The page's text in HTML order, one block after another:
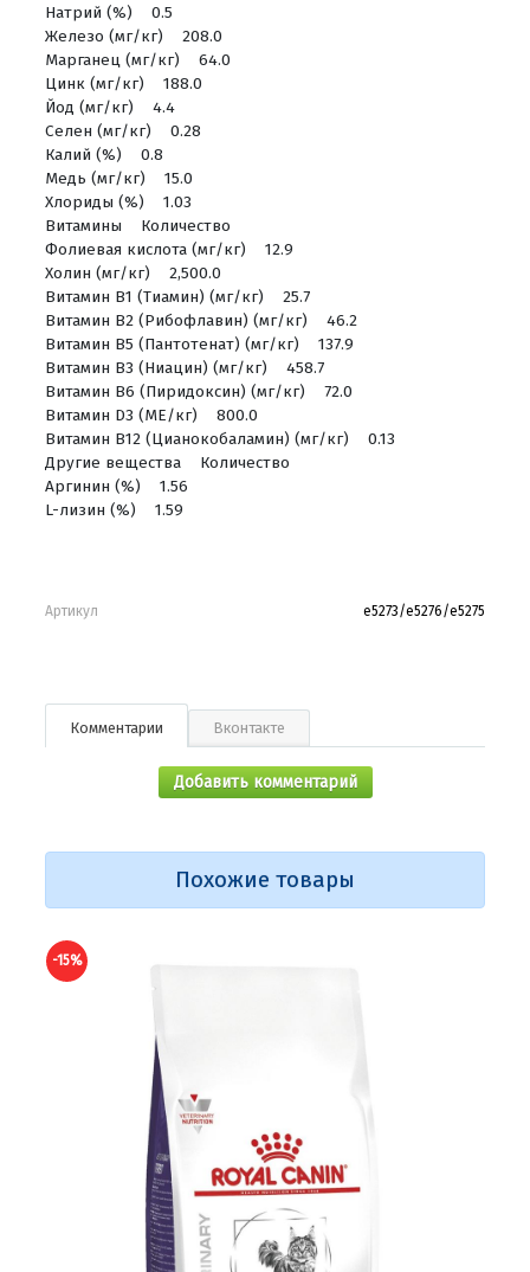
Натрий (%) 0.5
Железо (мг/кг) 208.0
Марганец (мг/кг) 64.0
Цинк (мг/кг) 188.0
Йод (мг/кг) 4.4
Селен (мг/кг) 0.28
Калий (%) 0.8
Медь (мг/кг) 15.0
Хлориды (%) 1.03
Витамины Количество
Фолиевая кислота (мг/кг) 12.9
Холин (мг/кг) 2,500.0
Витамин В1 (Тиамин) (мг/кг) 25.7
Витамин В2 (Рибофлавин) (мг/кг) 46.2
Витамин В5 (Пантотенат) (мг/кг) 137.9
Витамин В3 (Ниацин) (мг/кг) 458.7
Витамин В6 (Пиридоксин) (мг/кг) 72.0
Витамин D3 (МЕ/кг) 800.0
Витамин В12 (Цианокобаламин) (мг/кг) 0.13
Другие вещества Количество
Аргинин (%) 1.56
L-лизин (%) 1.59
Артикул е5273/е5276/е5275
Комментарии Вконтакте
Добавить комментарий
Похожие товары
-15%